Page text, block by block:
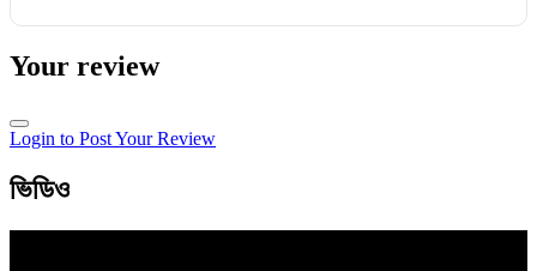
Your review
Login to Post Your Review
ভিডিও